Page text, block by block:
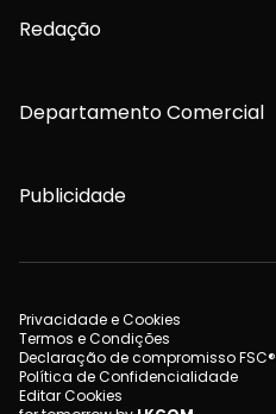
Redação
Departamento Comercial
Publicidade
Privacidade e Cookies
Termos e Condições
Declaração de compromisso FSC®
Política de Confidencialidade
Editar Cookies